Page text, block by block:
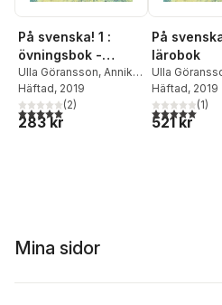
På svenska! 1 :
övningsbok -
svenska som
främmande språk
A1 & A2
Ulla Göransson, Annika
Helander,Mai Parada
Häftad, 2019
5,0utav 5 stjärnor. Totalt antal röster:
(2)
283 kr
På
lärobok
Ulla
Parada
Häftad, 2019
5,0utav 5(1)
521 kr
Mina sidor